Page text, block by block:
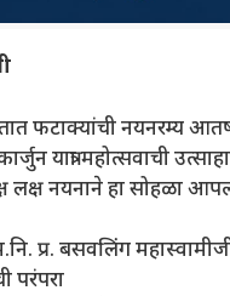
फटाक्यांची नयनरम्य
यात्रा महोत्सवाची
नयनाने हा सोहळा
प्र. बसवलिंग
परंपरा